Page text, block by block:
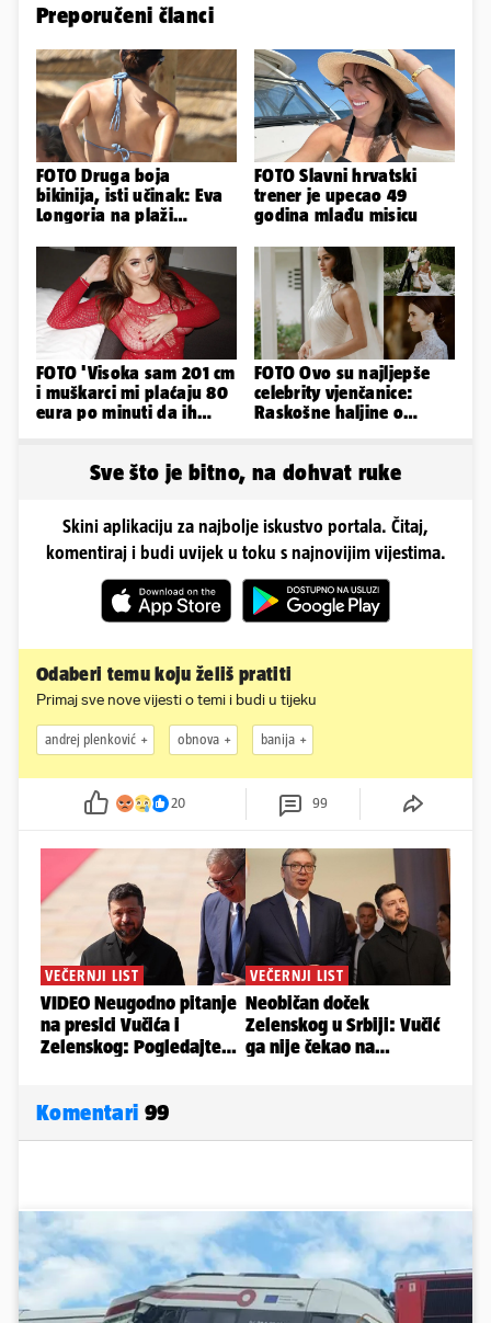
Preporučeni članci
FOTO Druga boja
bikinija, isti učinak: Eva
Longoria na plaži
obline
FOTO Slavni hrvatski
trener je upecao 49
godina mlađu misicu
FOTO 'Visoka sam 201 cm
i muškarci mi plaćaju 80
eura po minuti da ih
FOTO Ovo su najljepše
celebrity vjenčanice:
Raskošne haljine o
Sve što je bitno, na dohvat ruke
Skini aplikaciju za najbolje iskustvo portala. Čitaj,
komentiraj i budi uvijek u toku s najnovijim vijestima.
Odaberi temu koju želiš pratiti
Primaj sve nove vijesti o temi i budi u tijeku
andrej plenković obnova banija
20 99
Komentari 99